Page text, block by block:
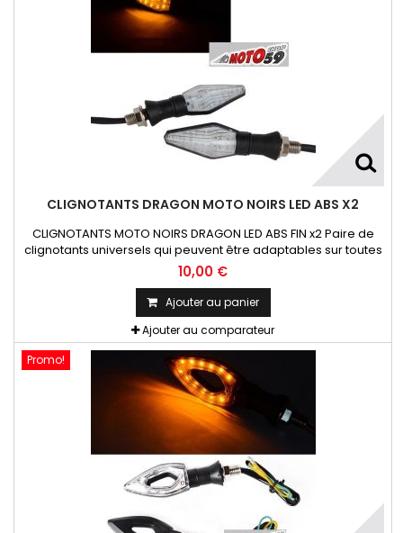
CLIGNOTANTS DRAGON MOTO NOIRS LED ABS X2
CLIGNOTANTS MOTO NOIRS DRAGON LED ABS FIN x2 Paire de
clignotants universels qui peuvent être adaptables sur toutes
motos ou scooters
10,00 €
Ajouter au panier
Ajouter au comparateur
Promo!